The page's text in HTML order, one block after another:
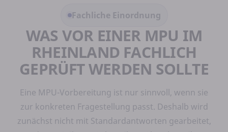
Fachliche Einordnung
WAS VOR EINER MPU IM
RHEINLAND FACHLICH
GEPRÜFT WERDEN SOLLTE
Eine MPU-Vorbereitung ist nur sinnvoll, wenn sie
zur konkreten Fragestellung passt. Deshalb wird
zunächst nicht mit Standardantworten gearbeitet,